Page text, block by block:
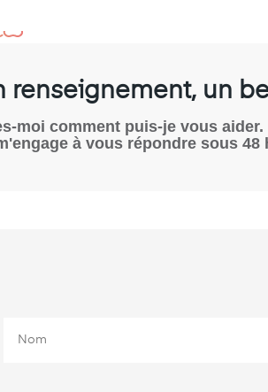
renseignement, un
moi comment puis-je vous aider.
à vous répondre sous 48